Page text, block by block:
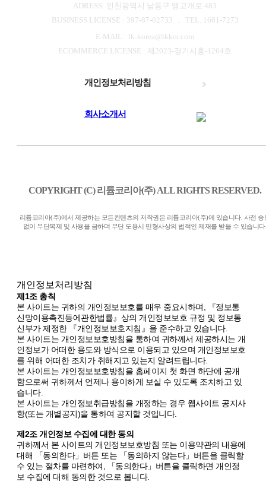
ADRESS: 인천광역시 남동구 앵고개로 483
BUSINESS LICENSE : 397-87-02733
TEL. 1661-7273
E-MAIL : lk-korea@lkkor.com
ECOMMERCE LICENSE : 제2023-경기시흥-1264호
개인정보처리방침
회사소개서
COPYRIGHT (C) 리튬코리아(주) ALL RIGHTS RESERVED.
리튬코리아(주)에서 제공하는 모든컨텐츠의 저작권은 리튬코리아(주)에 있습니다. 사전 승
없이 무단복제 및 사용을 금하며 무단 도용시 민형사상의 법적인 제재를 받을 수 있습니다
개인정보처리방침
제1조 총칙
본 사이트는 귀하의 개인정보보호를 매우 중요시하며, 『정보통
신망이용촉진등에관한법률』상의 개인정보보호 규정 및 정보통
신부가 제정한 『개인정보보호지침』을 준수하고 있습니다.
본 사이트는 개인정보보호방침을 통하여 귀하께서 제공하시는 개
인정보가 어떠한 용도와 방식으로 이용되고 있으며 개인정보보호
를 위해 어떠한 조치가 취해지고 있는지 알려드립니다.
본 사이트는 개인정보보호방침을 홈페이지 첫 화면 하단에 공개
함으로써 귀하께서 언제나 용이하게 보실 수 있도록 조치하고 있
습니다.
본 사이트는 개인정보취급방침을 개정하는 경우 웹사이트 공지사
항(또는 개별공지)을 통하여 공지할 것입니다.
제2조 개인정보 수집에 대한 동의
귀하께서 본 사이트의 개인정보보호방침 또는 이용약관의 내용에
대해 「동의한다」버튼 또는 「동의하지 않는다」버튼을 클릭할
수 있는 절차를 마련하여, 「동의한다」버튼을 클릭하면 개인정
보 수집에 대해 동의한 것으로 봅니다.